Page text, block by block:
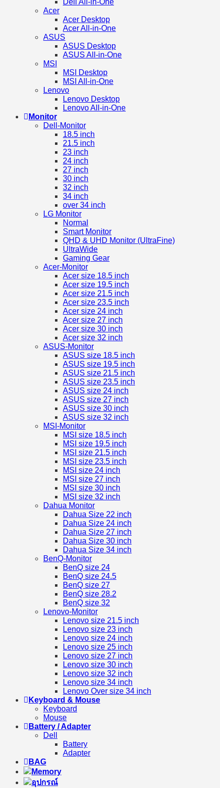
Dell All-in-One
Acer
Acer Desktop
Acer All-in-One
ASUS
ASUS Desktop
ASUS All-in-One
MSI
MSI Desktop
MSI All-in-One
Lenovo
Lenovo Desktop
Lenovo All-in-One
Monitor
Dell-Monitor
18.5 inch
21.5 inch
23 inch
24 inch
27 inch
30 inch
32 inch
34 inch
over 34 inch
LG Monitor
Normal
Smart Monitor
QHD & UHD Monitor (UltraFine)
UltraWide
Gaming Gear
Acer-Monitor
Acer size 18.5 inch
Acer size 19.5 inch
Acer size 21.5 inch
Acer size 23.5 inch
Acer size 24 inch
Acer size 27 inch
Acer size 30 inch
Acer size 32 inch
ASUS-Monitor
ASUS size 18.5 inch
ASUS size 19.5 inch
ASUS size 21.5 inch
ASUS size 23.5 inch
ASUS size 24 inch
ASUS size 27 inch
ASUS size 30 inch
ASUS size 32 inch
MSI-Monitor
MSI size 18.5 inch
MSI size 19.5 inch
MSI size 21.5 inch
MSI size 23.5 inch
MSI size 24 inch
MSI size 27 inch
MSI size 30 inch
MSI size 32 inch
Dahua Monitor
Dahua Size 22 inch
Dahua Size 24 inch
Dahua Size 27 inch
Dahua Size 30 inch
Dahua Size 34 inch
BenQ-Monitor
BenQ size 24
BenQ size 24.5
BenQ size 27
BenQ size 28.2
BenQ size 32
Lenovo-Monitor
Lenovo size 21.5 inch
Lenovo size 23 inch
Lenovo size 24 inch
Lenovo size 25 inch
Lenovo size 27 inch
Lenovo size 30 inch
Lenovo size 32 inch
Lenovo size 34 inch
Lenovo Over size 34 inch
Keyboard & Mouse
Keyboard
Mouse
Battery / Adapter
Dell
Battery
Adapter
BAG
Memory
อุปกรณ์